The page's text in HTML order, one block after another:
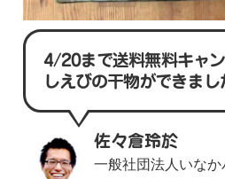
4/20まで送料無料キャ
しえびの干物ができまし
佐々倉玲於
一般社団法人いな